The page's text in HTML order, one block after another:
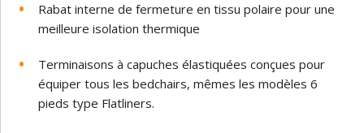
Rabat interne de fermeture en tissu polaire pour une
meilleure isolation thermique
Terminaisons à capuches élastiquées conçues pour
équiper tous les bedchairs, mêmes les modèles 6
pieds type Flatliners.